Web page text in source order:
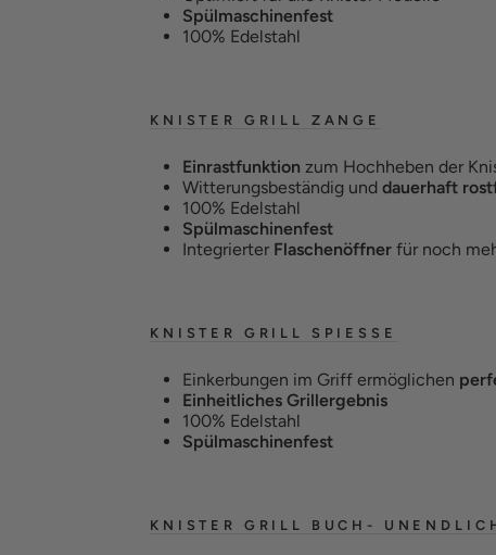
Spülmaschinenfest
100% Edelstahl
KNISTER GRILL ZANGE
Einrastfunktion zum Hochheben der
Witterungsbeständig und dauerhaft
100% Edelstahl
Spülmaschinenfest
Integrierter Flaschenöffner für noch
KNISTER GRILL SPIESSE
Einkerbungen im Griff ermöglichen
Einheitliches Grillergebnis
100% Edelstahl
Spülmaschinenfest
KNISTER GRILL BUCH-